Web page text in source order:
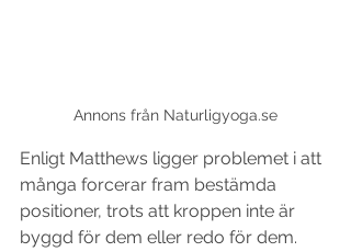
Annons från Naturligyoga.se
Enligt Matthews ligger problemet i att
många forcerar fram bestämda
positioner, trots att kroppen inte är
byggd för dem eller redo för dem.